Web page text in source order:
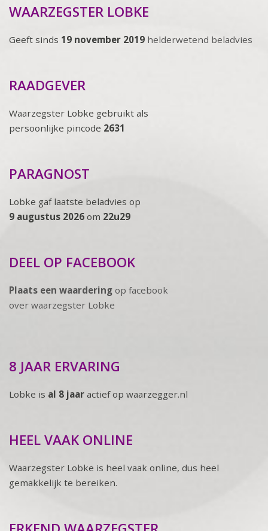
WAARZEGSTER LOBKE
Geeft sinds 19 november 2019 helderwetend beladvies
RAADGEVER
Waarzegster Lobke gebruikt als
persoonlijke pincode 2631
PARAGNOST
Lobke gaf laatste beladvies op
9 augustus 2026 om 22u29
DEEL OP FACEBOOK
Plaats een waardering op facebook
over waarzegster Lobke
8 JAAR ERVARING
Lobke is al 8 jaar actief op waarzegger.nl
HEEL VAAK ONLINE
Waarzegster Lobke is heel vaak online, dus heel
gemakkelijk te bereiken.